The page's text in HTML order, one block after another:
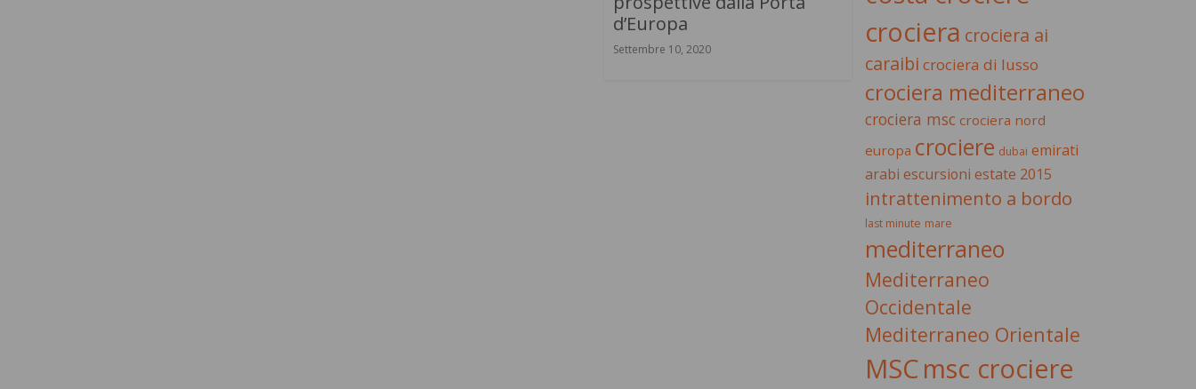
d’Europa
Settembre 10, 2020
crociera crociera ai
caraibi crociera di lusso
crociera mediterraneo
crociera msc crociera nord
europa crociere dubai emirati
arabi escursioni estate 2015
intrattenimento a bordo
last minute mare
mediterraneo
Mediterraneo
Occidentale
Mediterraneo Orientale
MSCmsc crociere